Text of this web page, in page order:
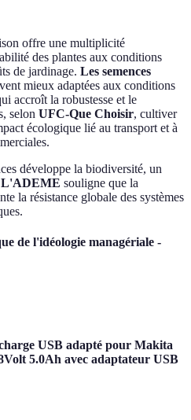
offre une multiplicité
des plantes aux conditions
de jardinage. Les semences
mieux adaptées aux conditions
accroît la robustesse et le
selon UFC-Que Choisir, cultiver
écologique lié au transport et à
développe la biodiversité, un
L'ADEME souligne que la
la résistance globale des systèmes
de l'idéologie managériale -
USB adapté pour Makita
5.0Ah avec adaptateur USB